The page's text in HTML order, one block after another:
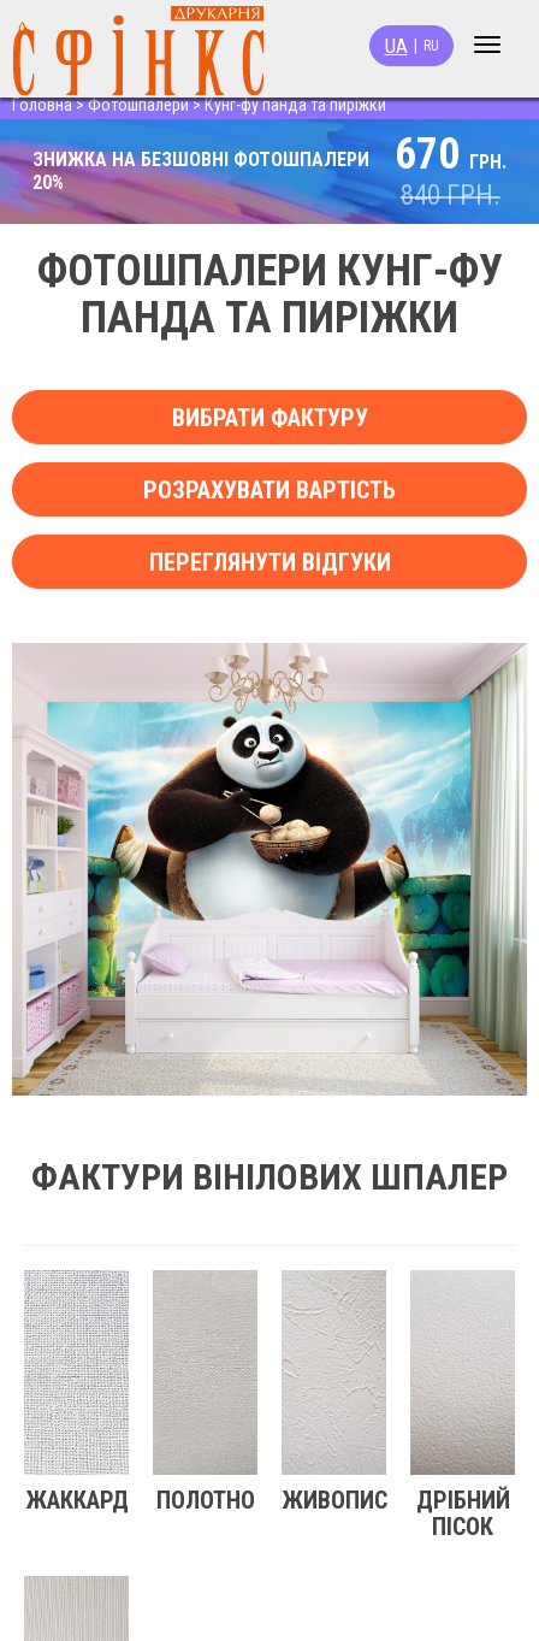
Toggle
UA RU
Головна>Фотошпалери>Кунг-фу панда та пиріжки
ЗНИЖКА НА БЕЗШОВНІ ФОТОШПАЛЕРИ
20%
670 ГРН.
840ГРН.
ФОТОШПАЛЕРИ КУНГ-ФУ
ПАНДА ТА ПИРІЖКИ
ВИБРАТИ ФАКТУРУ
РОЗРАХУВАТИ ВАРТІСТЬ
ПЕРЕГЛЯНУТИ ВІДГУКИ
ФАКТУРИ ВІНІЛОВИХ ШПАЛЕР
ЖАККАРД ПОЛОТНО ЖИВОПИС
ДРІБНИЙ
ПІСОК